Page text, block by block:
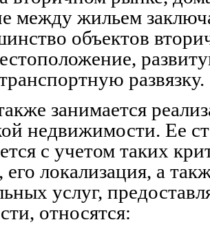
между жильем
объектов
развязку.
занимается
недвижимости. Ее
с учетом таких
локализация, а
услуг,
относятся: